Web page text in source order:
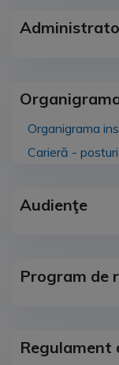
Organigrama
Carieră -
Audienţe
Program de
Regulament